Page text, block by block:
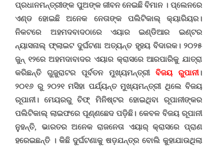
ପ୍ରଧାନମନ୍ତ୍ରୀଙ୍କ ପୁଅଙ୍କ ଜୀବନ ନେଇଛି ବିମାନ । ପ୍ଲେନରେ
ଏଣ୍ଡ ହୋଇଛି ଅନେକ ନେତାଙ୍କ ପଲିଟିକାଲ୍ କ୍ୟାରିୟର।
ନିକଟରେ ଅହମଦବାଦଠାରେ ଏୟାର ଇଣ୍ଡିଆର ଇଣ୍ଟର
ନ୍ୟାସନାଲ୍ ଫ୍ଲାଇଟ ଦୁର୍ଘଟଣା ଅତ୍ୟନ୍ତ ହୃହୟ ବିଦାରକ। ୨୦୨୫
ଜୁନ୍ ୧୨ରେ ଅହମଦାବାଦର ଏୟାର କ୍ରାସରେ ଆରପାରିକୁ ଯାତ୍ରା
କରିଛନ୍ତି ଗୁଜୁରାଟର ପୂର୍ବତନ ମୁଖ୍ୟମନ୍ତ୍ରୀ ବିଜୟ ରୁପାନୀ।
୨୦୧୬ ରୁ ୨୦୨୧ ମସିହା ପର୍ଯ୍ୟନ୍ତ ମୁଖ୍ୟମନ୍ତ୍ରୀ ଥିଲେ ବିଜୟ
ରୂପାନୀ। ମେୟରରୁ ଚିଫ୍ ମିନିଷ୍ଟର ହୋଇଥିବା ରୂପାନୀଙ୍କର
ପଲିଟିକାଲ୍ ଲାଇଫରେ ପୂଣ୍ଣଛେଦ ପଡ଼ିଛି। କେବଳ ବିଜୟ ରୂପାନୀ
ନୁହନ୍ତି, ଭାରତର ଅନେକ ରାଜନେତା ଏୟାର୍ କ୍ରାସରେ ପ୍ରାଣ
ହରେଇଛନ୍ତି ।କିଛି ଦୁର୍ଘଟଣାକୁ ଷଡ଼ଯନ୍ତ୍ର ବୋଲି କୁହାଯାଉଥିଲା